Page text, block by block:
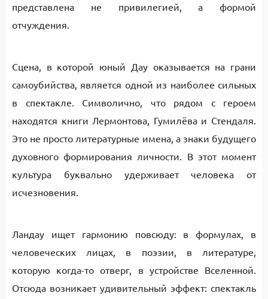
представлена не привилегией, а формой
отчуждения.
Сцена, в которой юный Дау оказывается на грани
самоубийства, является одной из наиболее сильных
в спектакле. Символично, что рядом с героем
находятся книги Лермонтова, Гумилёва и Стендаля.
Это не просто литературные имена, а знаки будущего
духовного формирования личности. В этот момент
культура буквально удерживает человека от
исчезновения.
Ландау ищет гармонию повсюду: в формулах, в
человеческих лицах, в поэзии, в литературе,
которую когда-то отверг, в устройстве Вселенной.
Отсюда возникает удивительный эффект: спектакль